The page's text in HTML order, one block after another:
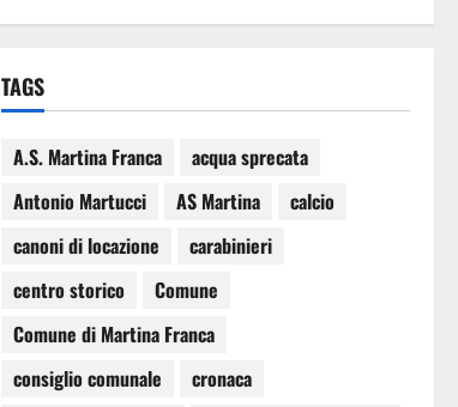
TAGS
A.S. Martina Franca
acqua sprecata
Antonio Martucci
AS Martina
calcio
canoni di locazione
carabinieri
centro storico
Comune
Comune di Martina Franca
consiglio comunale
cronaca